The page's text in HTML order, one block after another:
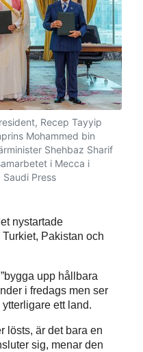
Recep Tayyip
Mohammed bin
Shehbaz Sharif
i Mecca i
Saudi Press
nystartade
Pakistan och
upp hållbara
i fredags men ser
ett land.
lösts, är det bara en
sig, menar den